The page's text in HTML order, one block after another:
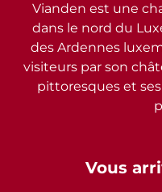
Vous
Vianden est une
dans le nord du
des Ardennes
visiteurs par son
pittoresques et